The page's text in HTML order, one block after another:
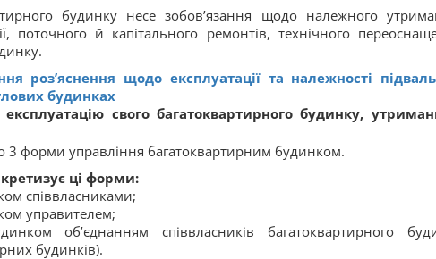
будинку несе зобов’язання щодо належного
поточного й капітального ремонтів, технічного
роз’яснення щодо експлуатації та належності
будинках
свого багатоквартирного будинку,
3 форми управління багатоквартирним будинком.
ці форми:
співвласниками;
управителем;
об’єднанням співвласників багатоквартирного
будинків).